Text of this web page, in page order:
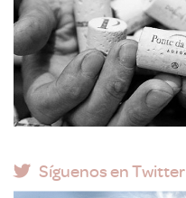
Síguenos en Twitter